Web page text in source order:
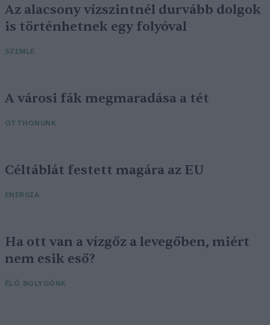
Az alacsony vízszintnél durvább dolgok
is történhetnek egy folyóval
SZEMLE
A városi fák megmaradása a tét
OTTHONUNK
Céltáblát festett magára az EU
ENERGIA
Ha ott van a vízgőz a levegőben, miért
nem esik eső?
ÉLŐ BOLYGÓNK